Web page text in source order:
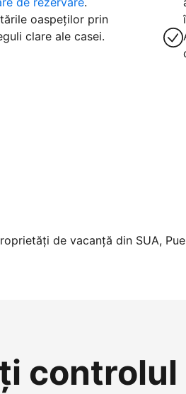
oaspeților prin
clare ale casei.
noi chiar astăzi
de vacanță din SUA,